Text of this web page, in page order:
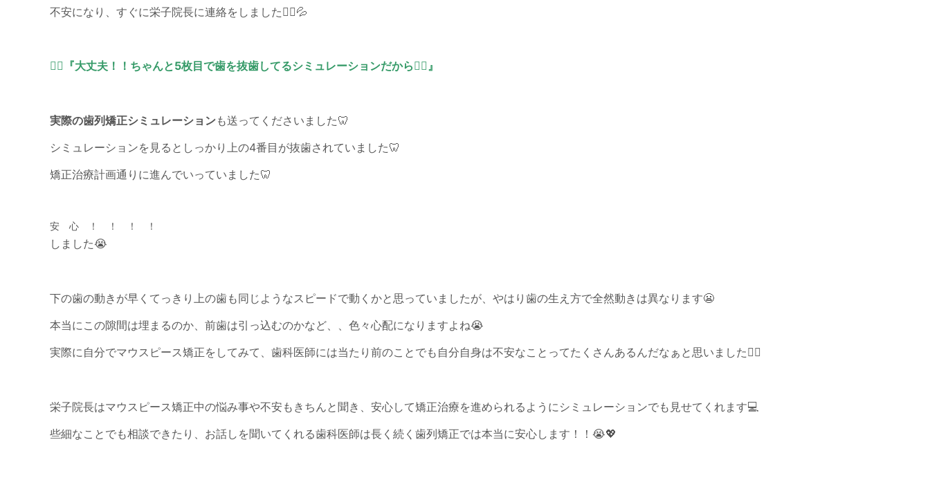
不安になり、すぐに栄子院長に連絡をしました👩‍⚕️💦
👩‍⚕️『大丈夫！！ちゃんと5枚目で歯を抜歯してるシミュレーションだから🙆‍♀️』
実際の歯列矯正シミュレーションも送ってくださいました🦷
シミュレーションを見るとしっかり上の4番目が抜歯されていました🦷
矯正治療計画通りに進んでいっていました🦷
安 心 ！ ！ ！ ！
しました😭
下の歯の動きが早くてっきり上の歯も同じようなスピードで動くかと思っていましたが、やはり歯の生え方で全然動きは異なります😬
本当にこの隙間は埋まるのか、前歯は引っ込むのかなど、、色々心配になりますよね😭
実際に自分でマウスピース矯正をしてみて、歯科医師には当たり前のことでも自分自身は不安なことってたくさんあるんだなぁと思いました🙇‍♀️
栄子院長はマウスピース矯正中の悩み事や不安もきちんと聞き、安心して矯正治療を進められるようにシミュレーションでも見せてくれます💻
些細なことでも相談できたり、お話しを聞いてくれる歯科医師は長く続く歯列矯正では本当に安心します！！😭💖